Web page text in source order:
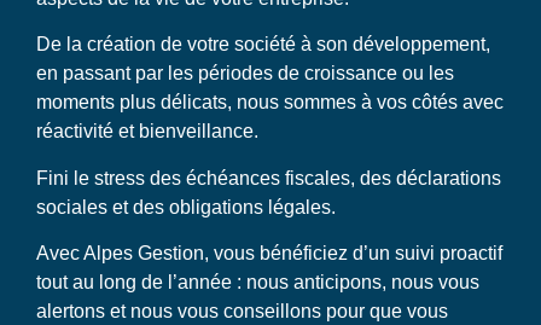
De la création de votre société à son développement,
en passant par les périodes de croissance ou les
moments plus délicats, nous sommes à vos côtés avec
réactivité et bienveillance.
Fini le stress des échéances fiscales, des déclarations
sociales et des obligations légales.
Avec Alpes Gestion, vous bénéficiez d’un suivi proactif
tout au long de l’année : nous anticipons, nous vous
alertons et nous vous conseillons pour que vous